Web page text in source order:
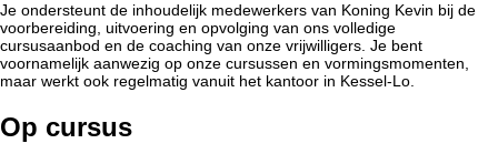
Je ondersteunt de inhoudelijk medewerkers van Koning Kevin bij de
voorbereiding, uitvoering en opvolging van ons volledige
cursusaanbod en de coaching van onze vrijwilligers. Je bent
voornamelijk aanwezig op onze cursussen en vormingsmomenten,
maar werkt ook regelmatig vanuit het kantoor in Kessel-Lo.
Op cursus